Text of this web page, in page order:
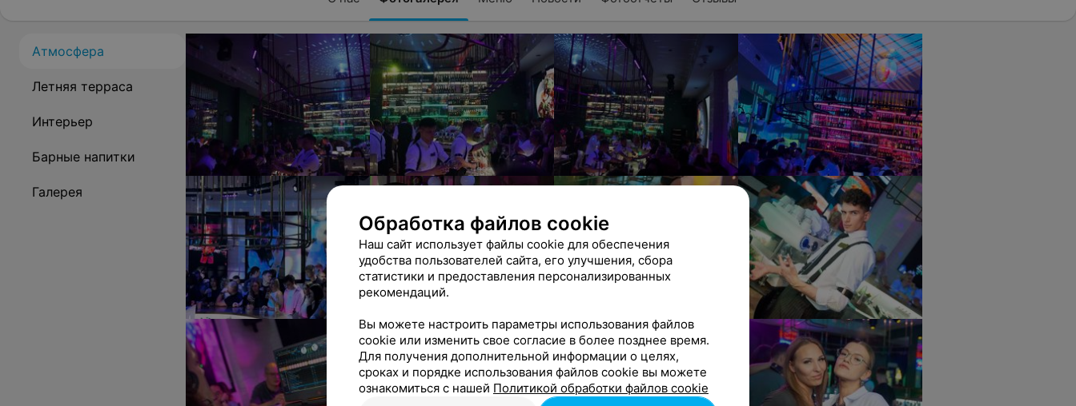
Атмосфера
Летняя терраса
Интерьер
Барные напитки
Галерея
Обработка файлов cookie
Наш сайт использует файлы cookie для обеспечения
удобства пользователей сайта, его улучшения, сбора
статистики и предоставления персонализированных
рекомендаций.
Вы можете настроить параметры использования файлов
cookie или изменить свое согласие в более позднее время.
Для получения дополнительной информации о целях,
сроках и порядке использования файлов cookie вы можете
ознакомиться с нашей Политикой обработки файлов cookie